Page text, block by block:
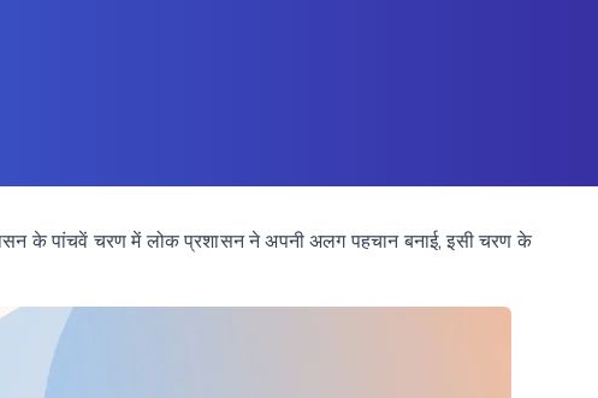
के पांचवें चरण में लोक प्रशासन ने अपनी अलग पहचान बनाई,इसी चरण के